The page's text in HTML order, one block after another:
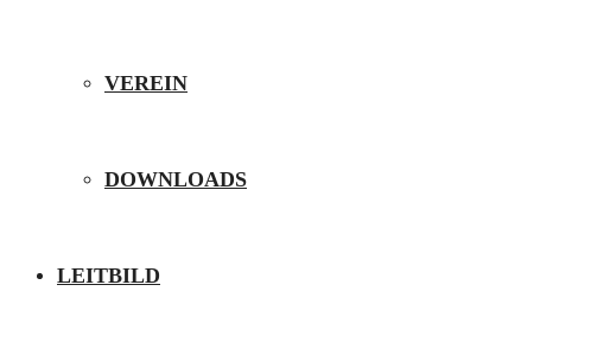
VEREIN
DOWNLOADS
LEITBILD